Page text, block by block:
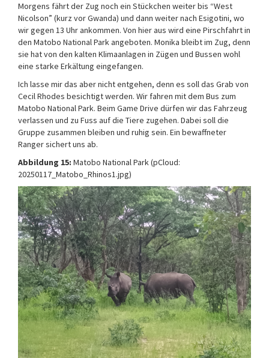
Morgens fährt der Zug noch ein Stückchen weiter bis “West
Nicolson” (kurz vor Gwanda) und dann weiter nach Esigotini, wo
wir gegen 13 Uhr ankommen. Von hier aus wird eine Pirschfahrt in
den Matobo National Park angeboten. Monika bleibt im Zug, denn
sie hat von den kalten Klimaanlagen in Zügen und Bussen wohl
eine starke Erkältung eingefangen.
Ich lasse mir das aber nicht entgehen, denn es soll das Grab von
Cecil Rhodes besichtigt werden. Wir fahren mit dem Bus zum
Matobo National Park. Beim Game Drive dürfen wir das Fahrzeug
verlassen und zu Fuss auf die Tiere zugehen. Dabei soll die
Gruppe zusammen bleiben und ruhig sein. Ein bewaffneter
Ranger sichert uns ab.
Abbildung 15: Matobo National Park (pCloud:
20250117_Matobo_Rhinos1.jpg)